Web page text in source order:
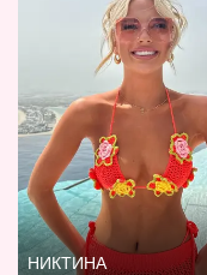
НИКТИНА